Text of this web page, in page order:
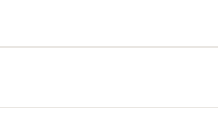
ภาพเพื่อลดขนาดไฟล์
ดไว้ PNG เหมาะกับการแสดงผลดิจิทัลแล